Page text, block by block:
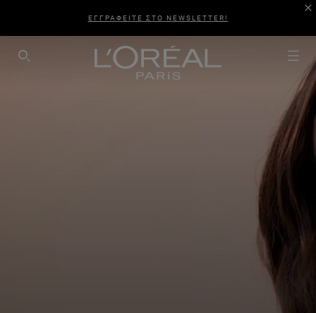
ΕΓΓΡΑΦΕΙΤΕ ΣΤΟ NEWSLETTER!
SEARCH THIS SITE